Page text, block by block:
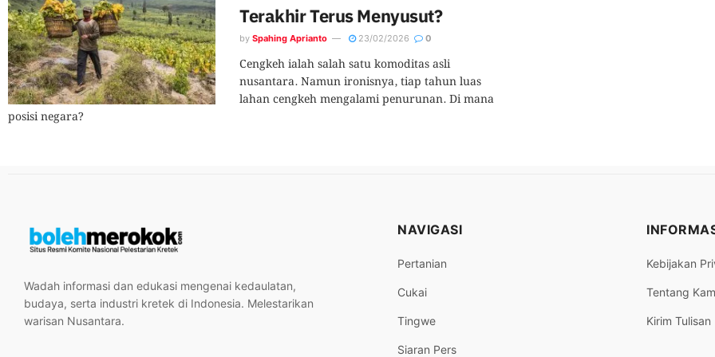
Terakhir Terus Menyusut?
by Spahing Aprianto 23/02/2026 0
Cengkeh ialah salah satu komoditas asli
nusantara. Namun ironisnya, tiap tahun luas
lahan cengkeh mengalami penurunan. Di mana
posisi negara?
Wadah informasi dan edukasi mengenai kedaulatan,
budaya, serta industri kretek di Indonesia. Melestarikan
warisan Nusantara.
NAVIGASI
Pertanian
Cukai
Tingwe
Siaran Pers
Kebijakan
Tentang
Kirim Tulisan